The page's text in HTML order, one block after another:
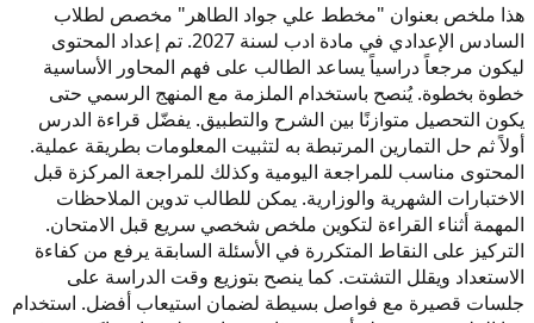
هذا ملخص بعنوان "مخطط علي جواد الطاهر" مخصص لطلاب
السادس الإعدادي في مادة ادب لسنة 2027. تم إعداد المحتوى
ليكون مرجعاً دراسياً يساعد الطالب على فهم المحاور الأساسية
خطوة بخطوة. يُنصح باستخدام الملزمة مع المنهج الرسمي حتى
يكون التحصيل متوازنًا بين الشرح والتطبيق. يفضّل قراءة الدرس
أولاً ثم حل التمارين المرتبطة به لتثبيت المعلومات بطريقة عملية.
المحتوى مناسب للمراجعة اليومية وكذلك للمراجعة المركزة قبل
الاختبارات الشهرية والوزارية. يمكن للطالب تدوين الملاحظات
المهمة أثناء القراءة لتكوين ملخص شخصي سريع قبل الامتحان.
التركيز على النقاط المتكررة في الأسئلة السابقة يرفع من كفاءة
الاستعداد ويقلل التشتت. كما ينصح بتوزيع وقت الدراسة على
جلسات قصيرة مع فواصل بسيطة لضمان استيعاب أفضل. استخدام